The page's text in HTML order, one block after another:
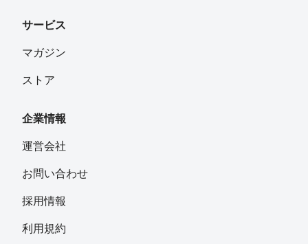
サービス
マガジン
ストア
企業情報
運営会社
お問い合わせ
採用情報
利用規約